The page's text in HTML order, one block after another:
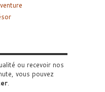
ou recevoir nos
vous pouvez
.